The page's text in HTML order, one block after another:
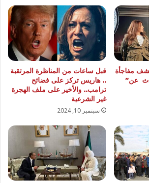
مفاجأة
عن”
قبل ساعات من المناظرة المرتقبة
.. هاريس تركز على فضائح
ترامب.. والأخير على ملف الهجرة
غير الشرعية
سبتمبر 10, 2024